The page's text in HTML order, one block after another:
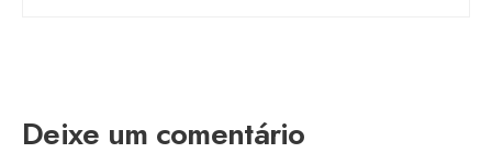
Deixe um comentário